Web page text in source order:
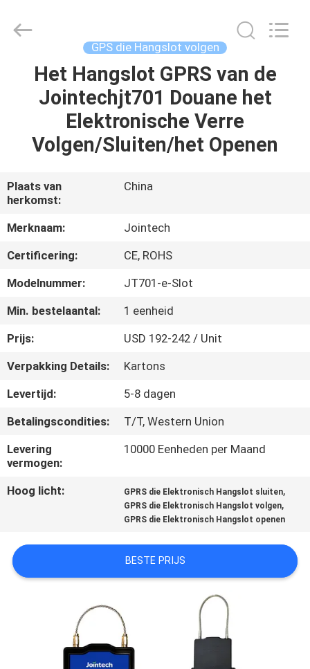
HUIS
PRODUCTEN
SHOW
ONGEVEER
ONS
KWALITEITSCONTROLE
CONTACTEER
VERZOEK
OM EEN
CITAAT
SITEMAP
Technology
GPS die Hangslot volgen
Het Hangslot GPRS van de
Jointechjt701 Douane het
Elektronische Verre
Volgen/Sluiten/het Openen
Plaats van
herkomst:
China
Merknaam:
Jointech
Certificering:
CE, ROHS
Modelnummer:
JT701-e-Slot
Min. bestelaantal:
1 eenheid
Prijs:
USD 192-242 / Unit
Verpakking Details:
Kartons
Levertijd:
5-8 dagen
Betalingscondities:
T/T, Western Union
Levering
vermogen:
10000 Eenheden per Maand
Hoog licht: GPRS die Elektronisch Hangslot sluiten,
GPRS die Elektronisch Hangslot volgen,
GPRS die Elektronisch Hangslot openen
BESTE PRIJS